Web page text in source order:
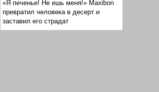
«Я печенье! Не ешь меня!» Maxibon
превратил человека в десерт и
заставил его страдат